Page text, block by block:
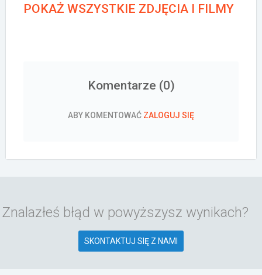
POKAŻ WSZYSTKIE ZDJĘCIA I FILMY
Komentarze (0)
ABY KOMENTOWAĆ ZALOGUJ SIĘ
Znalazłeś błąd w powyższysz wynikach?
SKONTAKTUJ SIĘ Z NAMI